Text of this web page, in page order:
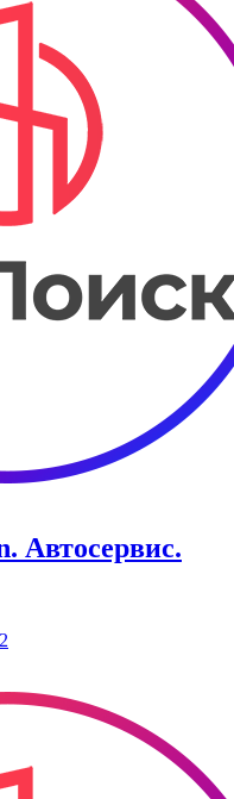
Автосервис.